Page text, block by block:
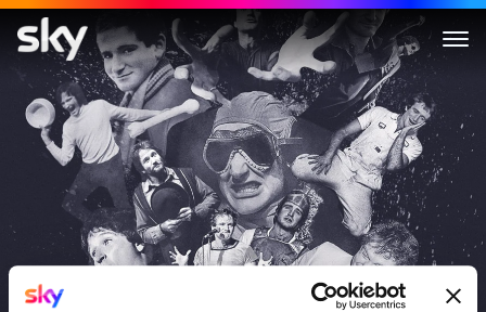
Robin Williams: Come Inside